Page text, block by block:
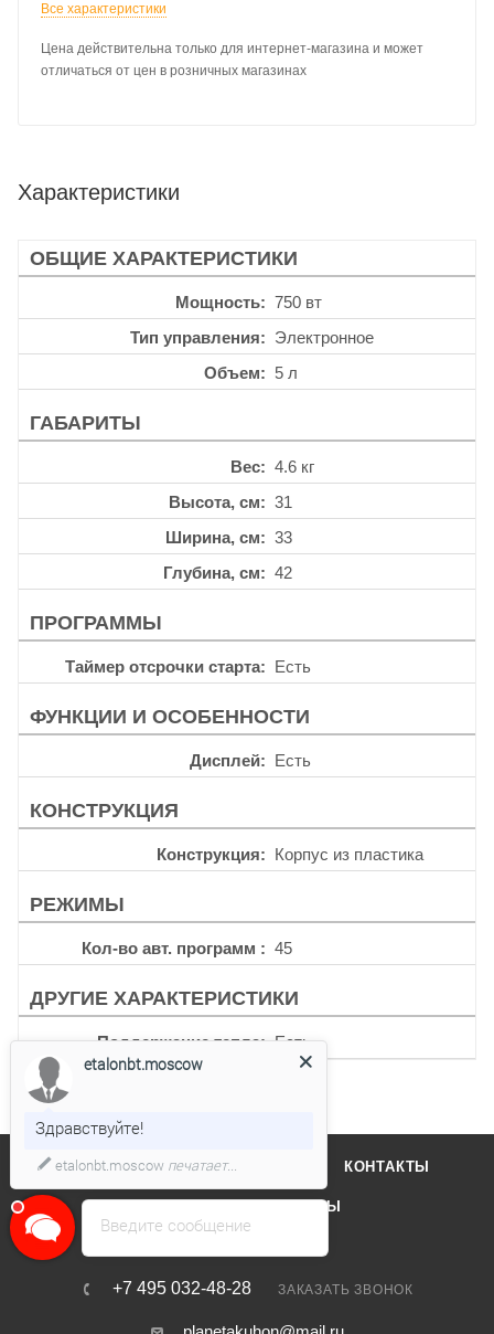
Все характеристики
Цена действительна только для интернет-магазина и может
отличаться от цен в розничных магазинах
Характеристики
ОБЩИЕ ХАРАКТЕРИСТИКИ
Мощность
750 вт
Тип управления
Электронное
Объем
5 л
ГАБАРИТЫ
Вес
4.6 кг
Высота, см
31
Ширина, см
33
Глубина, см
42
ПРОГРАММЫ
Таймер отсрочки старта Есть
ФУНКЦИИ И ОСОБЕННОСТИ
Дисплей Есть
КОНСТРУКЦИЯ
Конструкция Корпус из пластика
РЕЖИМЫ
Кол-во авт. программ 45
ДРУГИЕ ХАРАКТЕРИСТИКИ
Поддержание тепла Есть
О КОМПАНИИ ОТЗЫВЫ КОНТАКТЫ
БРЕНДЫ
+7 495 032-48-28 ЗАКАЗАТЬ ЗВОНОК
Введите сообщение
etalonbt.moscow
Здравствуйте!
etalonbt.moscow печатает...